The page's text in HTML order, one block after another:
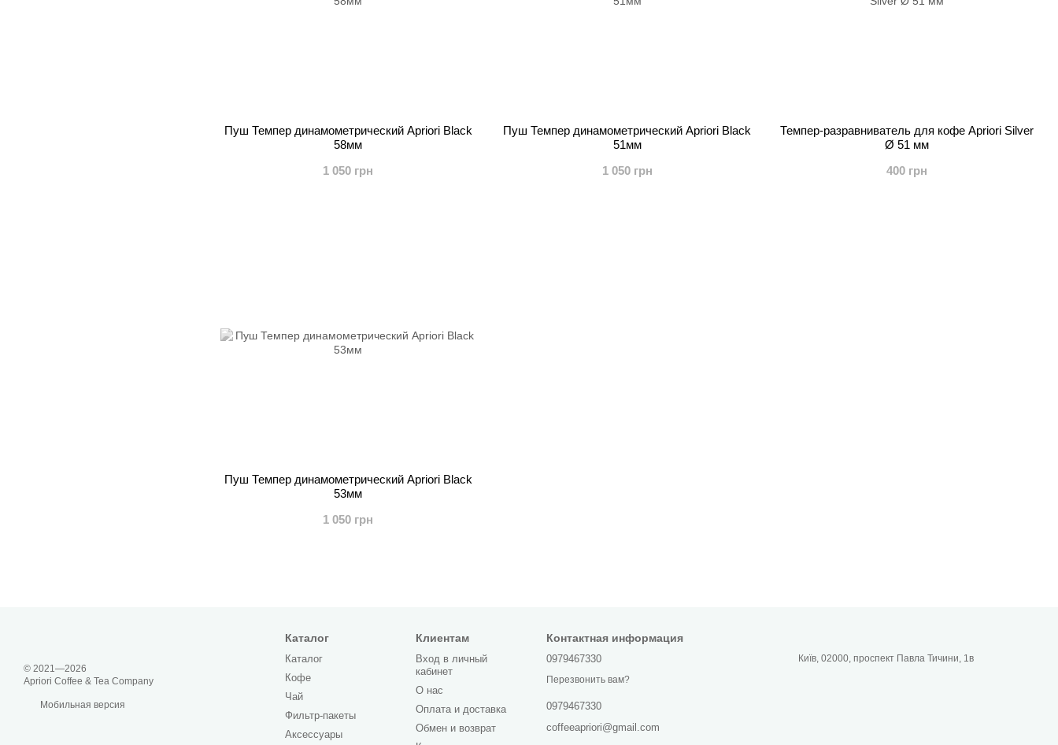
Пуш Темпер динамометрический Apriori Black
58мм
1 050 грн
Пуш Темпер динамометрический Apriori Black
51мм
1 050 грн
Темпер-разравниватель для кофе Apriori Silver
Ø 51 мм
400 грн
Пуш Темпер динамометрический Apriori Black
53мм
1 050 грн
© 2021—2026
Apriori Coffee & Tea Company
Мобильная версия
Каталог
Каталог
Кофе
Чай
Фильтр-пакеты
Аксессуары
Клиентам
Вход в личный
кабинет
О нас
Оплата и доставка
Обмен и возврат
Контактная информация
0979467330
Перезвонить вам?
0979467330
coffeeapriori@gmail.com
Київ, 02000, проспект Павла Тичини, 1в